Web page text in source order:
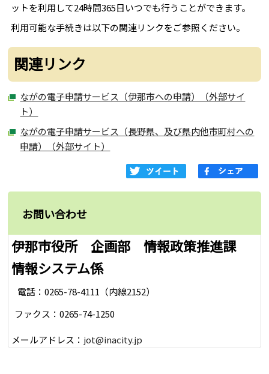
ットを利用して24時間365日いつでも行うことができます。
利用可能な手続きは以下の関連リンクをご参照ください。
関連リンク
ながの電子申請サービス（伊那市への申請）（外部サイ
ト）
ながの電子申請サービス（長野県、及び県内他市町村への
申請）（外部サイト）
お問い合わせ
伊那市役所 企画部 情報政策推進課
情報システム係
電話：0265-78-4111（内線2152）
ファクス：0265-74-1250
メールアドレス： jot@inacity.jp